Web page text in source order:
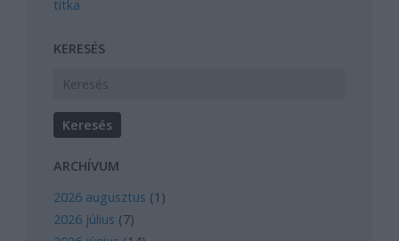
titka
KERESÉS
ARCHÍVUM
2026 augusztus (1 )
2026 július (7)